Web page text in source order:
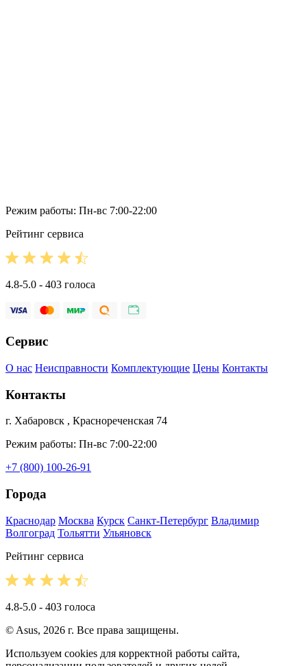
Режим работы: Пн-вс 7:00-22:00
Рейтинг сервиса
4.8-5.0 - 403 голоса
Сервис
О нас Неисправности Комплектующие Цены Контакты
Контакты
г. Хабаровск , Краснореченская 74
Режим работы: Пн-вс 7:00-22:00
+7 (800) 100-26-91
Города
Краснодар Москва Курск Санкт-Петербург Владимир
Волгоград Тольятти Ульяновск
Рейтинг сервиса
4.8-5.0 - 403 голоса
© Asus, 2026 г. Все права защищены.
Используем cookies для корректной работы сайта,